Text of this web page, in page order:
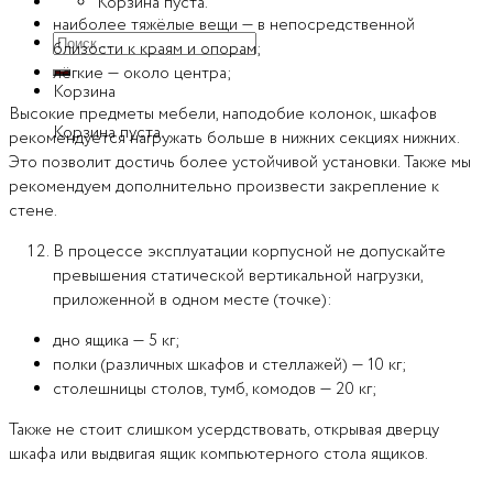
Искать:
Корзина
Корзина пуста.
наиболее тяжёлые вещи — в непосредственной
близости к краям и опорам;
лёгкие — около центра;
Высокие предметы мебели, наподобие колонок, шкафов
рекомендуется нагружать больше в нижних секциях нижних.
Это позволит достичь более устойчивой установки. Также мы
рекомендуем дополнительно произвести закрепление к
стене.
В процессе эксплуатации корпусной не допускайте
превышения статической вертикальной нагрузки,
приложенной в одном месте (точке):
дно ящика — 5 кг;
полки (различных шкафов и стеллажей) — 10 кг;
столешницы столов, тумб, комодов — 20 кг;
Также не стоит слишком усердствовать, открывая дверцу
шкафа или выдвигая ящик компьютерного стола ящиков.